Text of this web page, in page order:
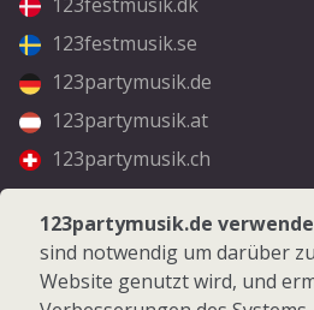
123festmusik.se
123partymusik.de
123partymusik.at
123partymusik.ch
Folgen Sie uns
Facebook
Instagram
123partymusik.de
sind notwendig um darüber
Website genutzt wird, und